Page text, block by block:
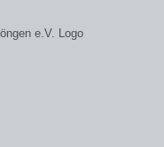
e.V. Logo